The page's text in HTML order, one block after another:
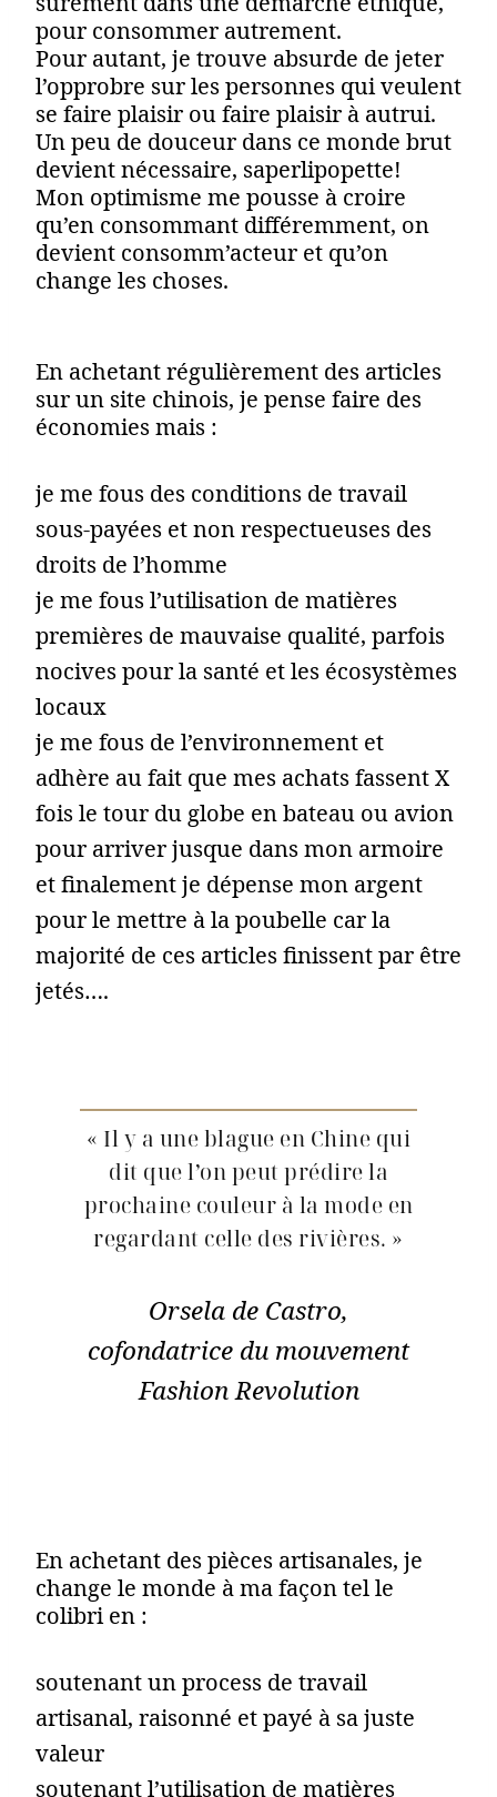
pour consommer autrement.
Pour autant, je trouve absurde de jeter
l’opprobre sur les personnes qui veulent
se faire plaisir ou faire plaisir à autrui.
Un peu de douceur dans ce monde brut
devient nécessaire, saperlipopette!
Mon optimisme me pousse à croire
qu’en consommant différemment, on
devient consomm’acteur et qu’on
change les choses.
En achetant régulièrement des articles
sur un site chinois, je pense faire des
économies mais :
je me fous des conditions de travail
sous-payées et non respectueuses des
droits de l’homme
je me fous l’utilisation de matières
premières de mauvaise qualité, parfois
nocives pour la santé et les écosystèmes
locaux
je me fous de l’environnement et
adhère au fait que mes achats fassent X
fois le tour du globe en bateau ou avion
pour arriver jusque dans mon armoire
et finalement je dépense mon argent
pour le mettre à la poubelle car la
majorité de ces articles finissent par être
jetés….
« Il y a une blague en Chine qui
dit que l’on peut prédire la
prochaine couleur à la mode en
regardant celle des rivières. »
Orsela de Castro,
cofondatrice du mouvement
Fashion Revolution
En achetant des pièces artisanales, je
change le monde à ma façon tel le
colibri en :
soutenant un process de travail
artisanal, raisonné et payé à sa juste
valeur
soutenant l’utilisation de matières